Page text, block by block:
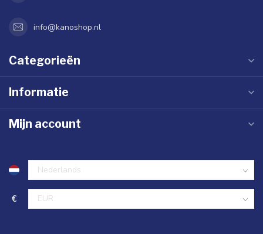
info@kanoshop.nl
Categorieën
Informatie
Mijn account
€